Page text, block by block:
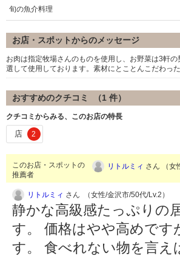
旬の魚介料理
お店・スポットからのメッセージ
お肉は指定牧場さんのものを使用し、お野菜は3軒
選して使用しております。素材にとことんこだわっ
おすすめのクチコミ （1 件）
クチコミからみる、このお店の特長
店 2
このお店・スポットの
推薦者
リトルミィ さん （女
リトルミィ さん （女性/金沢市/50代/Lv.2）
静かな高級感たっぷりの
す。 価格はやや高めで
す。 食べれない物を言